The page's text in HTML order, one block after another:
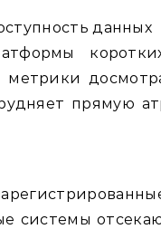
данных
метрики
прямую
системы